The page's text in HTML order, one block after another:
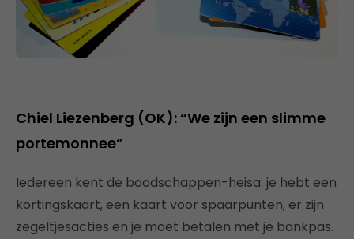
Chiel Liezenberg (OK): “We zijn een slimme
portemonnee”
Iedereen kent de boodschappen-heisa: je hebt een
kortingskaart, een kaart voor spaarpunten, er zijn
zegeltjesacties en je moet betalen met je bankpas.